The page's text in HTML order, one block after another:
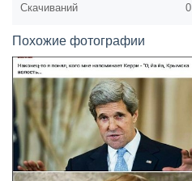
Скачиваний
0
Похожие фотографии